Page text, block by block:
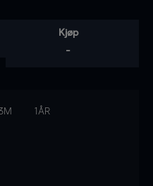
Kjøp
-
1ÅR